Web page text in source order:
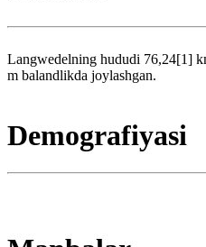
Langwedelning hududi 76,24[1]
m balandlikda joylashgan.
Demografiyasi